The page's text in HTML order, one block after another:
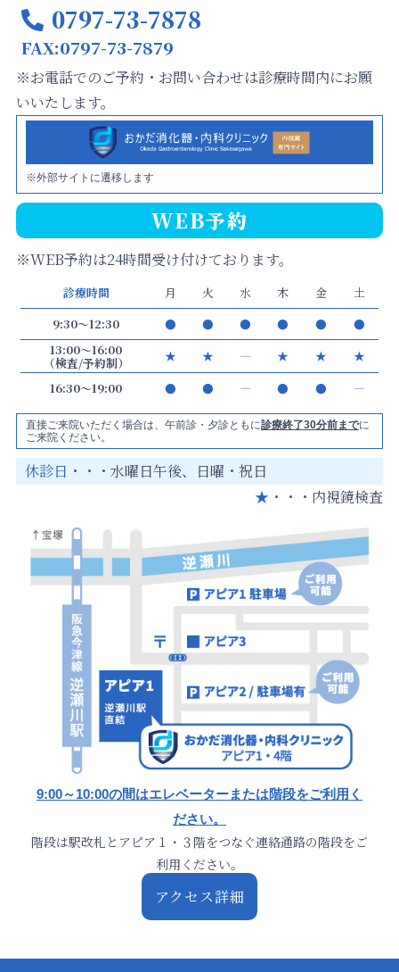
0797-73-7878
FAX:0797-73-7879
※お電話でのご予約・お問い合わせは診療時間内にお願
いいたします。
※外部サイトに遷移します
WEB予約
※WEB予約は24時間受け付けております。
診療時間 月 火 水 木 金
土
9:30～12:30
● ● ● ● ●
●
13:00～16:00
（検査/予約制） ★ ★ ― ★ ★
★
16:30～19:00
● ● ― ● ● ―
直接ご来院いただく場合は、午前診・夕診ともに診療終了30分前までに
ご来院ください。
休診日 ・・・水曜日午後、日曜・祝日
★ ・・・内視鏡検査
9:00～10:00の間はエレベーターまたは階段をご利用く
ださい。
階段は駅改札とアピア１・３階をつなぐ連絡通路の階段をご
利用ください。
アクセス詳細